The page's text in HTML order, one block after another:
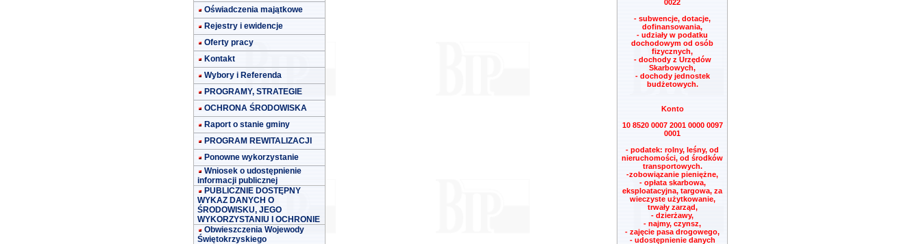
Oświadczenia majątkowe
Rejestry i ewidencje
Oferty pracy
Kontakt
Wybory i Referenda
PROGRAMY, STRATEGIE
OCHRONA ŚRODOWISKA
Raport o stanie gminy
PROGRAM REWITALIZACJI
Ponowne wykorzystanie
Wniosek o udostępnienie
informacji publicznej
PUBLICZNIE DOSTĘPNY
WYKAZ DANYCH O
ŚRODOWISKU, JEGO
WYKORZYSTANIU I OCHRONIE
Obwieszczenia Wojewody
Świętokrzyskiego
0022
- subwencje, dotacje,
dofinansowania,
- udziały w podatku
dochodowym od osób
fizycznych,
- dochody z Urzędów
Skarbowych,
- dochody jednostek
budżetowych.
Konto
10 8520 0007 2001 0000 0097
0001
- podatek: rolny, leśny, od
nieruchomości, od środków
transportowych.
-zobowiązanie pieniężne,
- opłata skarbowa,
eksploatacyjna, targowa, za
wieczyste użytkowanie,
trwały zarząd,
- dzierżawy,
- najmy, czynsz,
- zajęcie pasa drogowego,
- udostępnienie danych